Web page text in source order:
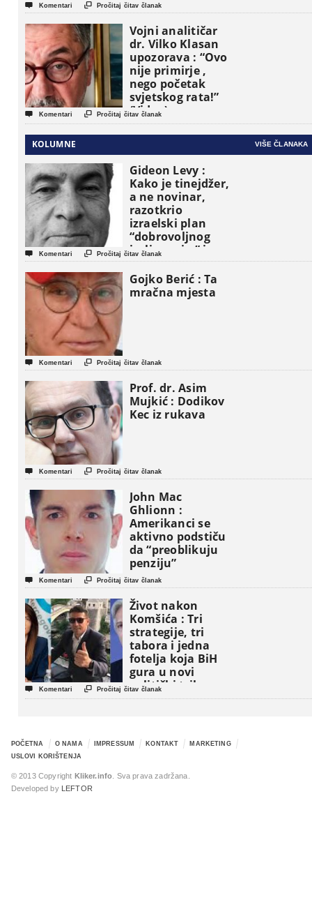
 Komentari  Pročitaj čitav članak
Vojni analitičar
dr. Vilko Klasan
upozorava : “Ovo
nije primirje ,
nego početak
svjetskog rata!”
(Video)
 Komentari  Pročitaj čitav članak
KOLUMNE VIŠE ČLANAKA
Gideon Levy :
Kako je tinejdžer,
a ne novinar,
razotkrio
izraelski plan
“dobrovoljnog
iseljavanja ” iz
Gaze
 Komentari  Pročitaj čitav članak
Gojko Berić : Ta
mračna mjesta
 Komentari  Pročitaj čitav članak
Prof. dr. Asim
Mujkić : Dodikov
Kec iz rukava
 Komentari  Pročitaj čitav članak
John Mac
Ghlionn :
Amerikanci se
aktivno podstiču
da “preoblikuju
penziju”
 Komentari  Pročitaj čitav članak
Život nakon
Komšića : Tri
strategije, tri
tabora i jedna
fotelja koja BiH
gura u novi
politički triler
 Komentari  Pročitaj čitav članak
POČETNA O NAMA IMPRESSUM KONTAKT
MARKETING
USLOVI KORIŠTENJA
© 2013 Copyright Kliker.info . Sva prava zadržana.
Developed by
LEFTOR